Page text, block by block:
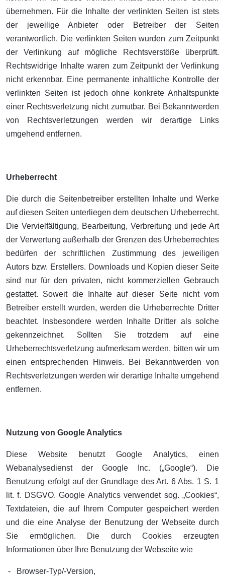
übernehmen. Für die Inhalte der verlinkten Seiten ist stets
der jeweilige Anbieter oder Betreiber der Seiten
verantwortlich. Die verlinkten Seiten wurden zum Zeitpunkt
der Verlinkung auf mögliche Rechtsverstöße überprüft.
Rechtswidrige Inhalte waren zum Zeitpunkt der Verlinkung
nicht erkennbar. Eine permanente inhaltliche Kontrolle der
verlinkten Seiten ist jedoch ohne konkrete Anhaltspunkte
einer Rechtsverletzung nicht zumutbar. Bei Bekanntwerden
von Rechtsverletzungen werden wir derartige Links
umgehend entfernen.
Urheberrecht
Die durch die Seitenbetreiber erstellten Inhalte und Werke
auf diesen Seiten unterliegen dem deutschen Urheberrecht.
Die Vervielfältigung, Bearbeitung, Verbreitung und jede Art
der Verwertung außerhalb der Grenzen des Urheberrechtes
bedürfen der schriftlichen Zustimmung des jeweiligen
Autors bzw. Erstellers. Downloads und Kopien dieser Seite
sind nur für den privaten, nicht kommerziellen Gebrauch
gestattet. Soweit die Inhalte auf dieser Seite nicht vom
Betreiber erstellt wurden, werden die Urheberrechte Dritter
beachtet. Insbesondere werden Inhalte Dritter als solche
gekennzeichnet. Sollten Sie trotzdem auf eine
Urheberrechtsverletzung aufmerksam werden, bitten wir um
einen entsprechenden Hinweis. Bei Bekanntwerden von
Rechtsverletzungen werden wir derartige Inhalte umgehend
entfernen.
Nutzung von Google Analytics
Diese Website benutzt Google Analytics, einen
Webanalysedienst der Google Inc. („Google“). Die
Benutzung erfolgt auf der Grundlage des Art. 6 Abs. 1 S. 1
lit. f. DSGVO. Google Analytics verwendet sog. „Cookies“,
Textdateien, die auf Ihrem Computer gespeichert werden
und die eine Analyse der Benutzung der Webseite durch
Sie ermöglichen. Die durch Cookies erzeugten
Informationen über Ihre Benutzung der Webseite wie
- Browser-Typ/-Version,